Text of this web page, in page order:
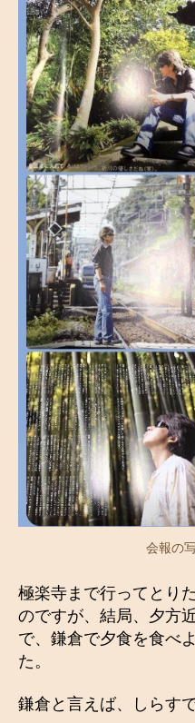
会報の
極楽寺まで行ってとり
のですが、結局、夕方
で、鎌倉で夕食を食べ
た。
鎌倉と言えば、しらす